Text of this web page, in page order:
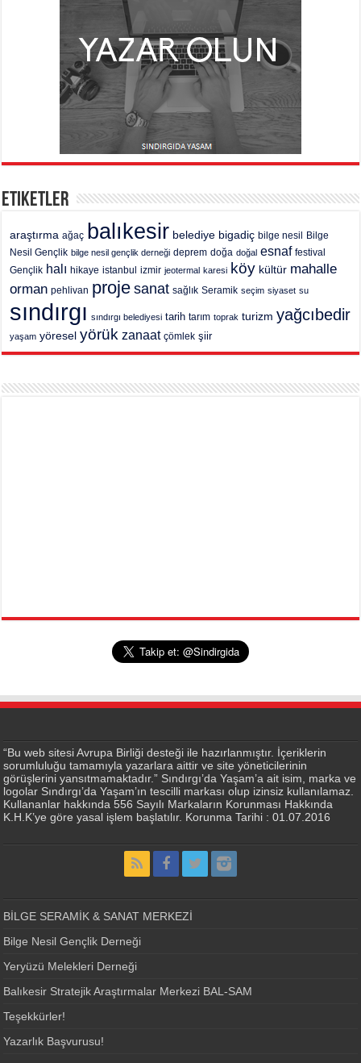
Etiketler
araştırma ağaç balıkesir belediye bigadiç bilge nesil
Bilge
Nesil Gençlik bilge nesil gençlik derneği deprem doğa doğal esnaf festival
Gençlik halı hikaye istanbul izmir jeotermal karesi köy kültür mahalle
orman pehlivan proje sanat sağlık Seramik seçim siyaset su
sındırgı sındırgı belediyesi tarih tarım toprak turizm yağcıbedir
yaşam yöresel yörük zanaat çömlek şiir
“Bu web sitesi Avrupa Birliği desteği ile hazırlanmıştır. İçeriklerin
sorumluluğu tamamıyla yazarlara aittir ve site yöneticilerinin
görüşlerini yansıtmamaktadır.” Sındırgı’da Yaşam’a ait isim, marka ve
logolar Sındırgı’da Yaşam’ın tescilli markası olup izinsiz kullanılamaz.
Kullananlar hakkında 556 Sayılı Markaların Korunması Hakkında
K.H.K’ye göre yasal işlem başlatılır. Korunma Tarihi : 01.07.2016
BİLGE SERAMİK & SANAT MERKEZİ
Bilge Nesil Gençlik Derneği
Yeryüzü Melekleri Derneği
Balıkesir Stratejik Araştırmalar Merkezi BAL-SAM
Teşekkürler!
Yazarlık Başvurusu!